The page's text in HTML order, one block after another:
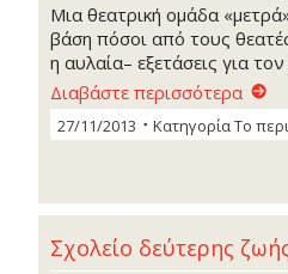
Mια θεατρική ομάδα
βάση πόσοι από τους
η αυλαία– εξετάσεις για
Διαβάστε περισσότερα
27/11/2013 ΚατηγορίαΤο
Σχολείο δεύτερης